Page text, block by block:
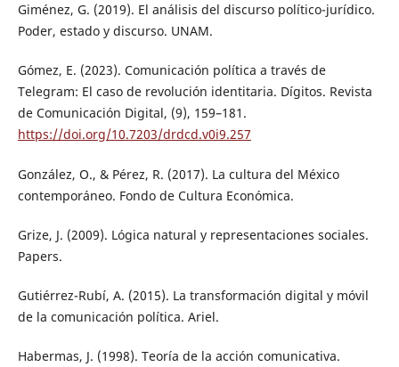
Giménez, G. (2019). El análisis del discurso político-jurídico.
Poder, estado y discurso. UNAM.
Gómez, E. (2023). Comunicación política a través de
Telegram: El caso de revolución identitaria. Dígitos. Revista
de Comunicación Digital, (9), 159–181.
https://doi.org/10.7203/drdcd.v0i9.257
González, O., & Pérez, R. (2017). La cultura del México
contemporáneo. Fondo de Cultura Económica.
Grize, J. (2009). Lógica natural y representaciones sociales.
Papers.
Gutiérrez-Rubí, A. (2015). La transformación digital y móvil
de la comunicación política. Ariel.
Habermas, J. (1998). Teoría de la acción comunicativa.